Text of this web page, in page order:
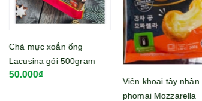
Chả mực xoắn ống
Lacusina gói 500gram
50.000₫
Viên khoai tây nhân
phomai Mozzarella